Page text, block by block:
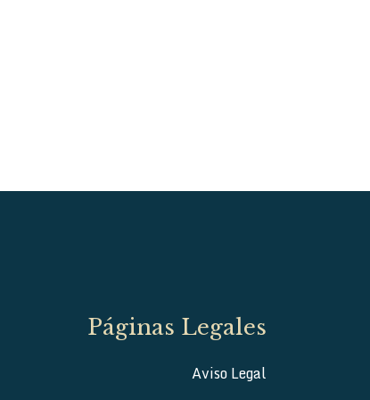
Páginas Legales
Aviso Legal